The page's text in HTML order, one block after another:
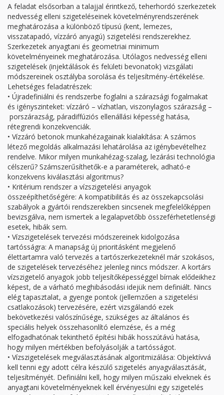
A feladat elsősorban a talajjal érintkező, teherhordó szerkezetek
nedvesség elleni szigeteléseinek követelményrendszerének
meghatározása a különböző típusú (kent, lemezes,
visszatapadó, vízzáró anyagú) szigetelési rendszerekhez.
Szerkezetek anyagtani és geometriai minimum
követelményeinek meghatározása. Utólagos nedvesség elleni
szigetelések (injektálások és felületi bevonatok) vizsgálati
módszereinek osztályba sorolása és teljesítmény-értékelése.
Lehetséges feladatrészek:
• Újradefiniálni és rendszerbe foglalni a szárazsági fogalmakat
és igényszinteket: vízzáró – vízhatlan, viszonylagos szárazság –
porszárazság, páradiffúziós ellenállási képesség hatása,
rétegrendi konzekvenciák.
• Vízzáró betonok munkahézagainak kialakítása: A számos
létező megoldás alkalmazási lehatárolása az igénybevételhez
rendelve. Mikor milyen munkahézag-szalag, lezárási technológia
célszerű? Számszerűsíthetők-e a paraméterek, adható-e
konzekvens kiválasztási algoritmus?
• Kritérium rendszer a vízszigetelési anyagok
összeépíthetőségére: A kompatibilitás és az összekapcsolási
szabályok a gyártói rendszerekben sincsenek megfelelőképpen
bevizsgálva, nem ismertek a legalapvetőbb összeférhetetlenségi
esetek, hibák sem.
• Vízszigetelések tervezési módszereinek kidolgozása
tartósságra: A manapság új prioritásként megjelenő
élettartamra való tervezés a tartószerkezeteknél már szokásos,
de szigetelések tervezéséhez jelenleg nincs módszer. A kortárs
vízszigetelő anyagok jobb teljesítőképességgel bírnak elődeikhez
képest, de a várható meghibásodási idejük nem definiált. Nincs
elég tapasztalat, a gyenge pontok (jellemzően a szigetelési
csatlakozások) tervezésére, ezért vizsgálandó ezek
bekövetkezési valószínűsége, szükséges az általános és
speciális helyek összehasonlító elemzése, és a még
elfogadhatónak tekinthető építési hibák hosszútávú hatása,
hogy milyen mértékben befolyásolják a tartósságot.
• Vízszigetelések megválasztásának algoritmizálása: Objektívvá
kell tenni egy adott célra készülő szigetelés anyagválasztását,
teljesítményét. Definiálni kell, hogy milyen műszaki elveknek és
anyagtani követelményeknek kell érvényesülni egy szigetelés